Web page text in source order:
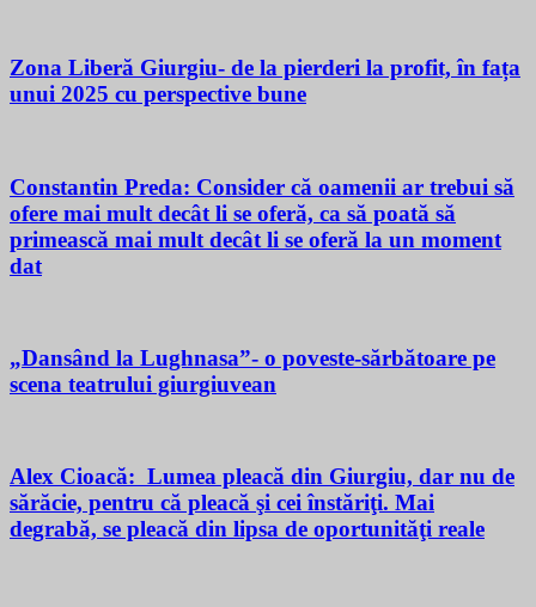
Zona Liberă Giurgiu- de la pierderi la profit, în fața
unui 2025 cu perspective bune
Constantin Preda: Consider că oamenii ar trebui să
ofere mai mult decât li se oferă, ca să poată să
primească mai mult decât li se oferă la un moment
dat
„Dansând la Lughnasa”- o poveste-sărbătoare pe
scena teatrului giurgiuvean
Alex Cioacă: Lumea pleacă din Giurgiu, dar nu de
sărăcie, pentru că pleacă şi cei înstăriţi. Mai
degrabă, se pleacă din lipsa de oportunităţi reale